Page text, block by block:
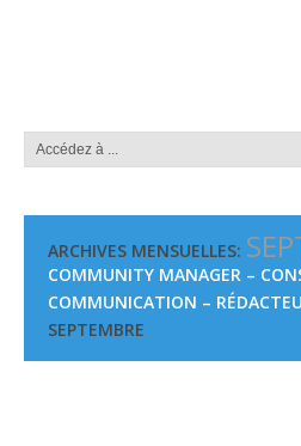
ARCHIVES MENSUELLES:
COMMUNITY MANAGER –
COMMUNICATION –
SEPTEMBRE